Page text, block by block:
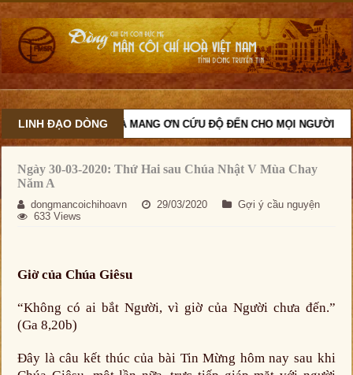
LINH ĐẠO DÒNG
CỨU ĐỘ, VÀ MANG ƠN CỨU ĐỘ ĐẾN CHO MỌI NGƯỜI
Ngày 30-03-2020: Thứ Hai sau Chúa Nhật V Mùa Chay
Năm A
dongmancoichihoavn 29/03/2020
Gợi ý cầu nguyện
633 Views
Giờ của Chúa Giêsu
“Không có ai bắt Người, vì giờ của Người chưa đến.”
(Ga 8,20b)
Đây là câu kết thúc của bài Tin Mừng hôm nay sau khi